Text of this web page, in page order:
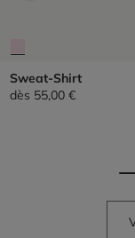
Sweat-Shirt
dès 55,00 €